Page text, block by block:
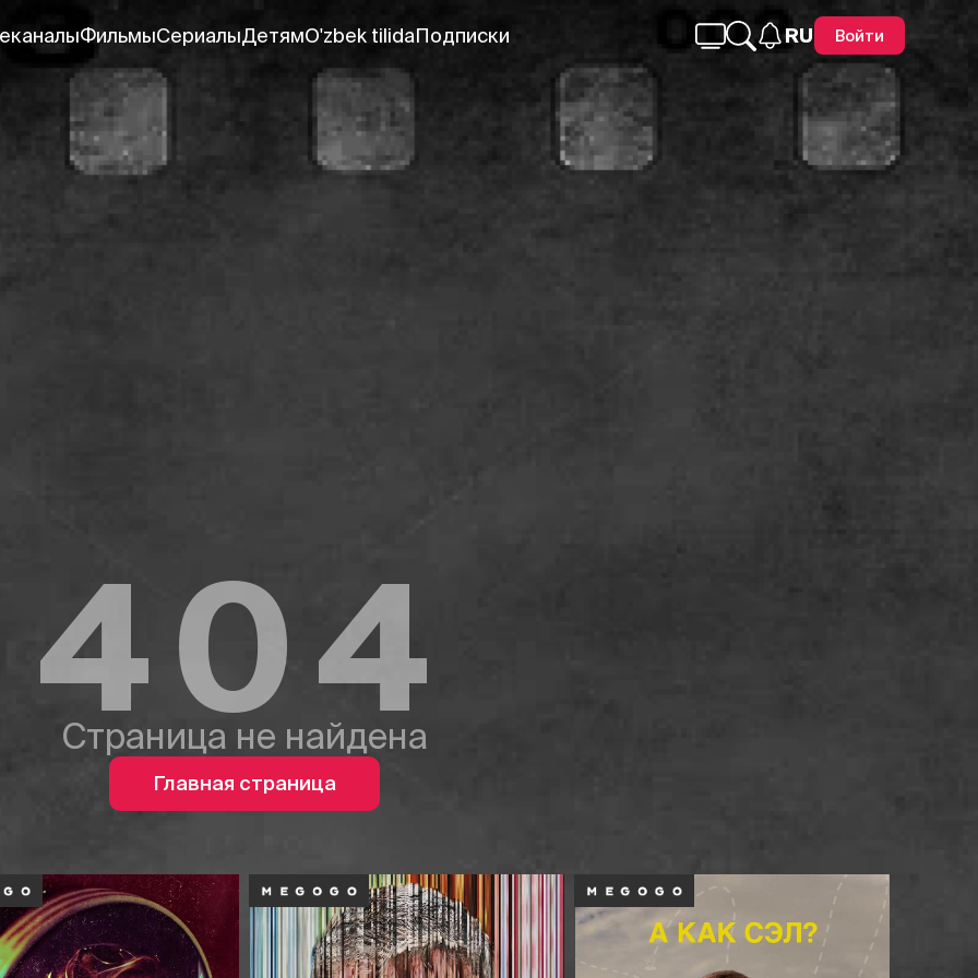
ФильмыСериалыДетямO'zbek tilidaПодписки RU Войти
404
Страница не найдена
Главная страница